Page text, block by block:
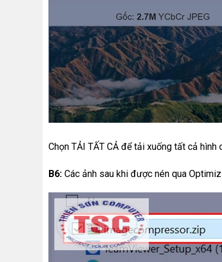
Chọn TẢI TẤT CẢ để tải xuống tất cả hình
B6: Các ảnh sau khi được nén qua